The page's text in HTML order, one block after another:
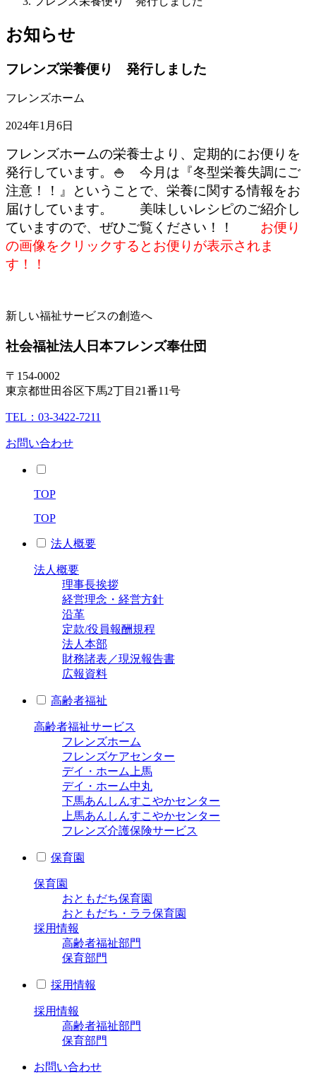
お知らせ
フレンズ栄養便り 発行しました
フレンズホーム
2024年1月6日
フレンズホームの栄養士より、定期的にお便りを
発行しています。🍚 今月は『冬型栄養失調にご
注意！！ 』ということで、栄養に関する情報をお
届けしています。 美味しいレシピのご紹介し
ていますので、ぜひご覧ください！！ お便り
の画像をクリックするとお便りが表示されま
す！！
新しい福祉サービスの創造へ
社会福祉法人 日本フレンズ奉仕団
〒154-0002
東京都世田谷区下馬2丁目21番11号
TEL：03-3422-7211
お問い合わせ
TOP
TOP
法人概要
法人概要
理事長挨拶
経営理念・経営方針
沿革
定款/役員報酬規程
法人本部
財務諸表／現況報告書
広報資料
高齢者福祉
高齢者福祉サービス
フレンズホーム
フレンズケアセンター
デイ・ホーム上馬
デイ・ホーム中丸
下馬あんしんすこやかセンター
上馬あんしんすこやかセンター
フレンズ介護保険サービス
保育園
保育園
おともだち保育園
おともだち・ララ保育園
採用情報
高齢者福祉部門
保育部門
採用情報
採用情報
高齢者福祉部門
保育部門
お問い合わせ